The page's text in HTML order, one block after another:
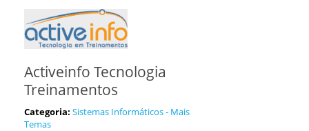
Activeinfo Tecnologia
Treinamentos
Categoria: Sistemas Informáticos - Mais
Temas